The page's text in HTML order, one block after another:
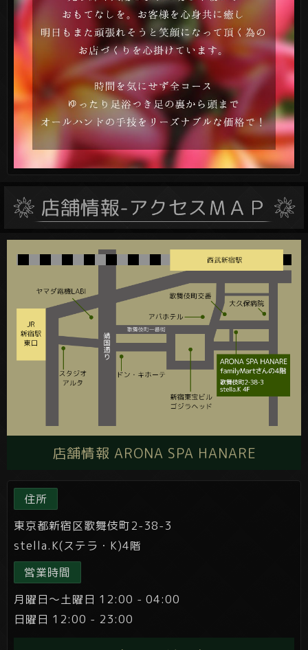
店舗情報 ARONA SPA HANARE
住所
東京都新宿区歌舞伎町2-38-3
stella.K(ステラ・K)4階
営業時間
月曜日～土曜日 12:00 - 04:00
日曜日 12:00 - 23:00